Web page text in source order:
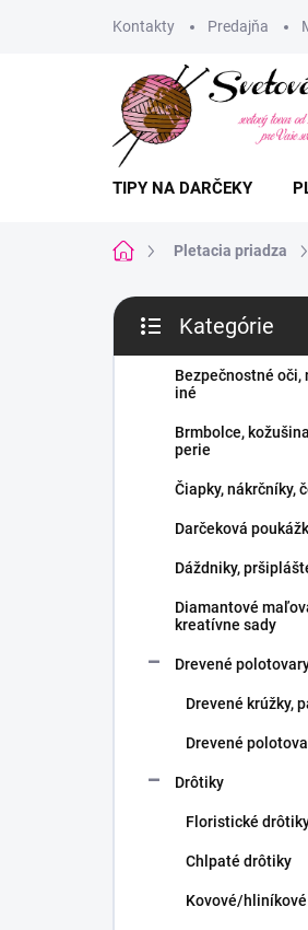
Kontakty Predajňa
TIPY NA DARČEKY
DomovPletacia priadza
B
č
kategórie
Kategórie
Bezpečnostné oči,
iné
Brmbolce,
perie
Čiapky, nákrčníky,
Darčeková
Dáždniky,
Diamantové
kreatívne sady
Drevené
Drevené krúžky,
Drevené
Drôtiky
Floristické
Chlpaté drôtiky
Kovové/